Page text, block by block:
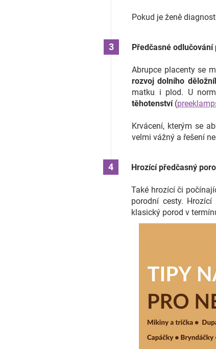
Pokud je ženě
Předčasné
Abrupce placenty se
rozvoj dolního
matku i plod. U
těhotenství(
Krvácení, kterým se
velmi vážný a řešení
Hrozící předčasný
Také hrozící či
porodní cesty.
klasický porod v